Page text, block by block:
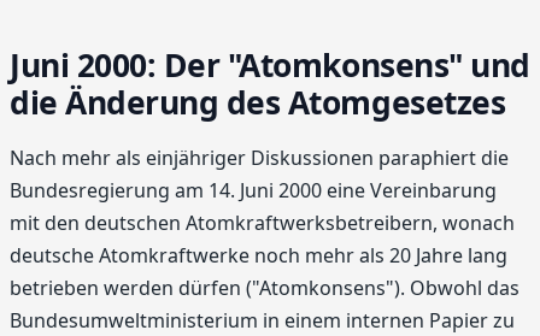
Juni 2000: Der "Atomkonsens" und
die Änderung des Atomgesetzes
Nach mehr als einjähriger Diskussionen paraphiert die
Bundesregierung am 14. Juni 2000 eine Vereinbarung
mit den deutschen Atomkraftwerksbetreibern, wonach
deutsche Atomkraftwerke noch mehr als 20 Jahre lang
betrieben werden dürfen ("Atomkonsens"). Obwohl das
Bundesumweltministerium in einem internen Papier zu